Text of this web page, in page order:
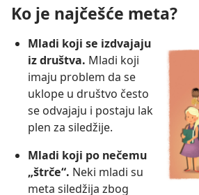
Ko je najčešće meta?
Mladi koji se izdvajaju
iz društva. Mladi koji
imaju problem da se
uklope u društvo često
se odvajaju i postaju lak
plen za siledžije.
Mladi koji po nečemu
„štrče“. Neki mladi su
meta siledžija zbog